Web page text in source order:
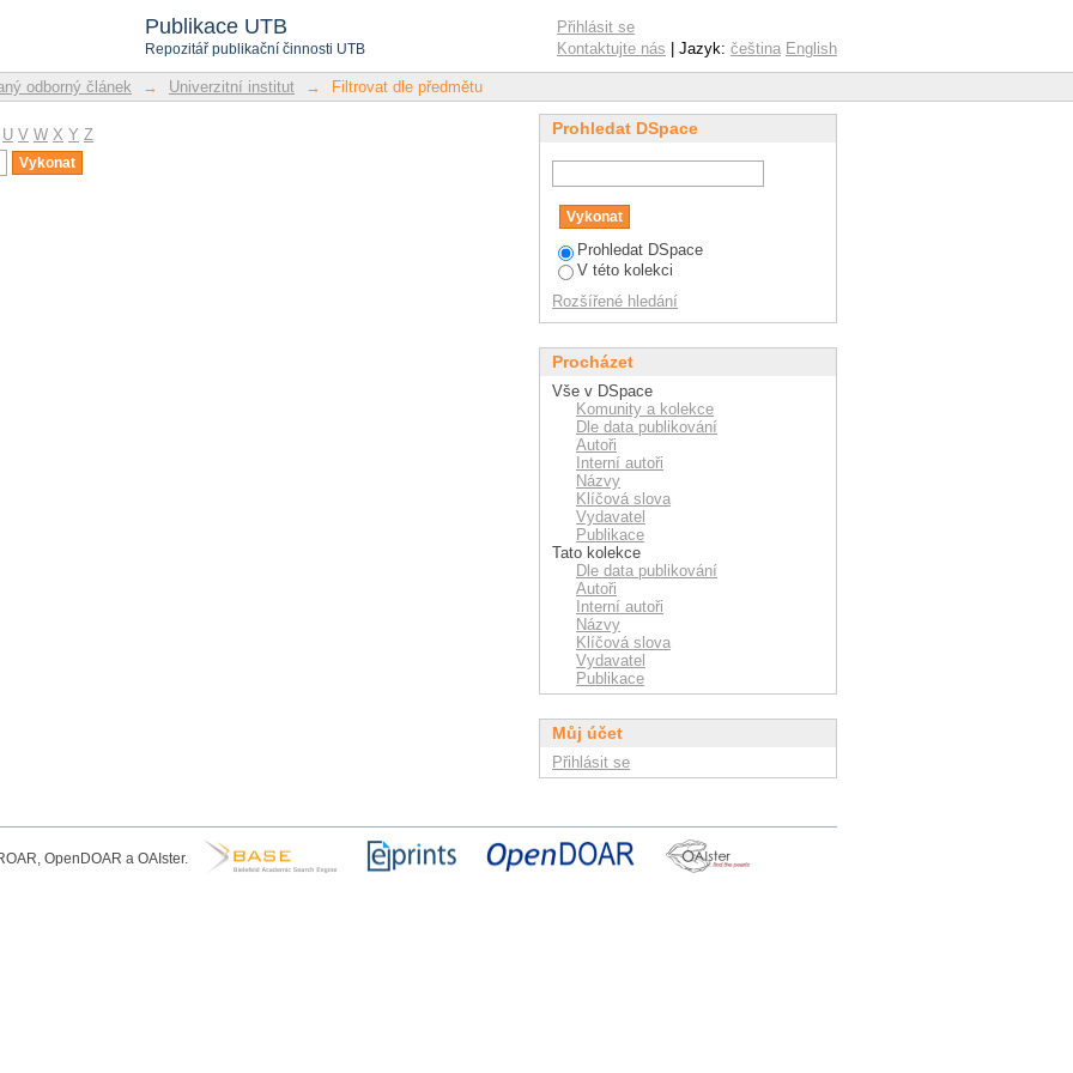
Publikace UTB
Repozitář publikační činnosti UTB
Přihlásit se
Kontaktujte nás | Jazyk: čeština English
odborný článek → Univerzitní institut → Filtrovat dle předmětu
U V W X Y Z
Prohledat DSpace
Prohledat DSpace
V této kolekci
Rozšířené hledání
Procházet
Vše v DSpace
Komunity a kolekce
Dle data publikování
Autoři
Interní autoři
Názvy
Klíčová slova
Vydavatel
Publikace
Tato kolekce
Dle data publikování
Autoři
Interní autoři
Názvy
Klíčová slova
Vydavatel
Publikace
Můj účet
Přihlásit se
OpenDOAR a OAIster.